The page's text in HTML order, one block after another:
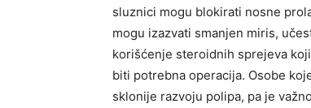
sluznici mogu blokirati nosne
mogu izazvati smanjen miris,
korišćenje steroidnih sprejeva
biti potrebna operacija. Osobe
sklonije razvoju polipa, pa je